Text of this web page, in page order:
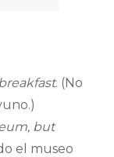
. (No
but
el museo